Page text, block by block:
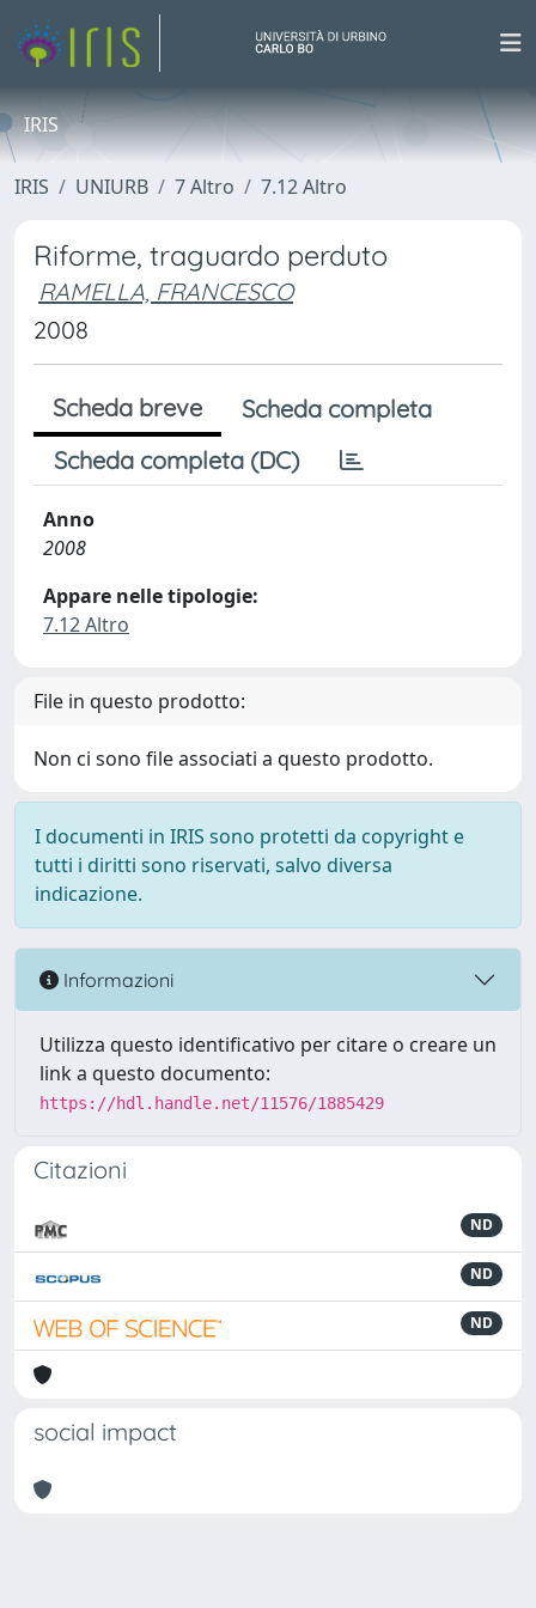
IRIS
IRIS UNIURB 7 Altro 7.12 Altro
Riforme, traguardo perduto
RAMELLA, FRANCESCO
2008
Scheda breve
Scheda completa
Scheda completa (DC)
Anno
2008
Appare nelle tipologie:
7.12 Altro
File in questo prodotto:
Non ci sono file associati a questo prodotto.
I documenti in IRIS sono protetti da copyright e
tutti i diritti sono riservati, salvo diversa
indicazione.
Informazioni
Utilizza questo identificativo per citare o creare un
link a questo documento:
https://hdl.handle.net/11576/1885429
Citazioni
ND
ND
ND
social impact